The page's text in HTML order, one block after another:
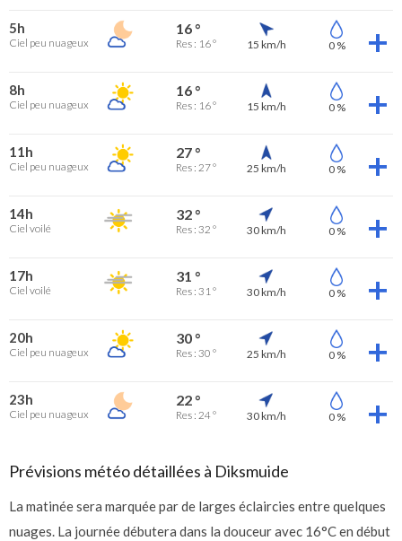
5h
Ciel peu nuageux
16 °
Res : 16 ° 15 km/h 0 %
8h
Ciel peu nuageux
16 °
Res : 16 ° 15 km/h 0 %
11h
Ciel peu nuageux
27 °
Res : 27 ° 25 km/h 0 %
14h
Ciel voilé
32 °
Res : 32 ° 30 km/h 0 %
17h
Ciel voilé
31 °
Res : 31 ° 30 km/h 0 %
20h
Ciel peu nuageux
30 °
Res : 30 ° 25 km/h 0 %
23h
Ciel peu nuageux
22 °
Res : 24 ° 30 km/h 0 %
Prévisions météo détaillées à Diksmuide
La matinée sera marquée par de larges éclaircies entre quelques
nuages. La journée débutera dans la douceur avec 16°C en début